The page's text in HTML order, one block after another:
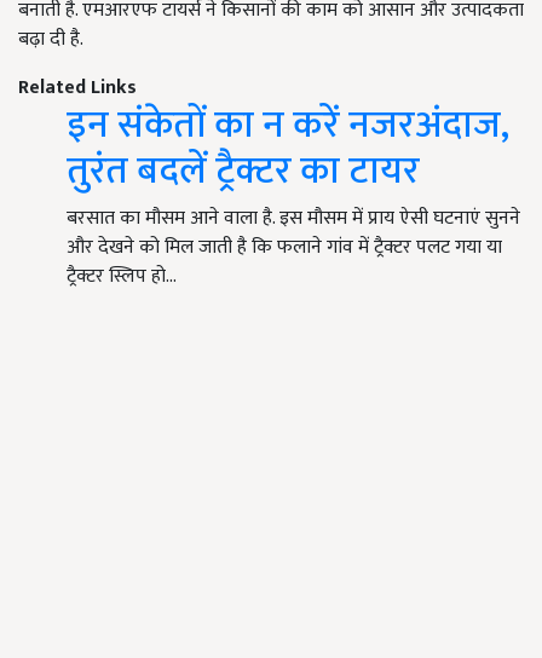
बनाती है. एमआरएफ टायर्स ने किसानों की काम को आसान और उत्पादकता
बढ़ा दी है.
Related Links
इन संकेतों का न करें नजरअंदाज,
तुरंत बदलें ट्रैक्टर का टायर
बरसात का मौसम आने वाला है. इस मौसम में प्राय ऐसी घटनाएं सुनने
और देखने को मिल जाती है कि फलाने गांव में ट्रैक्टर पलट गया या
ट्रैक्टर स्लिप हो…